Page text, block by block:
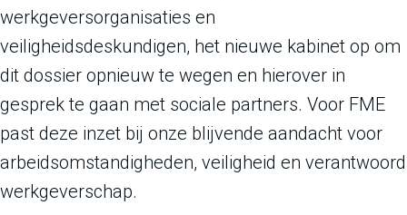
werkgeversorganisaties en
veiligheidsdeskundigen, het nieuwe kabinet op om
dit dossier opnieuw te wegen en hierover in
gesprek te gaan met sociale partners. Voor FME
past deze inzet bij onze blijvende aandacht voor
arbeidsomstandigheden, veiligheid en verantwoord
werkgeverschap.